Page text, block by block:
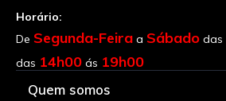
Horário:
De Segunda-Feira a Sábado das
das 14h00 ás 19h00
Quem somos